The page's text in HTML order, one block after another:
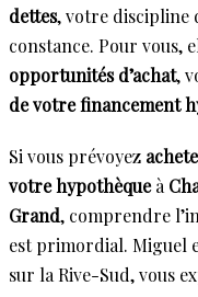
dettes, votre discipline
constance. Pour vous,
opportunités d’achat,
de votre financement
Si vous prévoyez
votre hypothèqueà
Grand, comprendre
est primordial. Miguel
sur la Rive-Sud, vous